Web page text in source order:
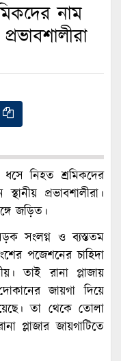
নাম
ধসে নিহত শ্রমিকদের
প্রভাবশালীরা।
জড়িত।
সংলগ্ন ও ব্যস্ততম
পজেশনের চাহিদা
তাই রানা প্লাজায়
জায়গা দিয়ে
তা থেকে তোলা
প্লাজার জায়গাটিতে